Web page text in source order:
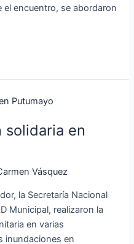
el encuentro, se abordaron
solidaria en
Vásquez
la Secretaría Nacional
Municipal, realizaron la
en varias
inundaciones en